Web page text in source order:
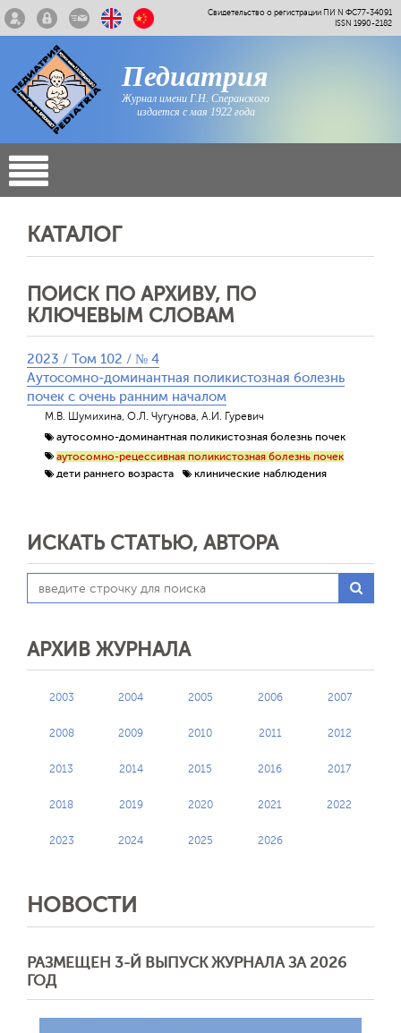
Свидетельство о регистрации ПИ N ФС77-34091
ISSN 1990-2182
Педиатрия
Журнал имени Г.Н. Сперанского
издается с мая 1922 года
КАТАЛОГ
ПОИСК ПО АРХИВУ, ПО
КЛЮЧЕВЫМ СЛОВАМ
2023 / Том 102 / № 4
Аутосомно-доминантная поликистозная болезнь
почек с очень ранним началом
М.В. Шумихина, О.Л. Чугунова, А.И. Гуревич
аутосомно-доминантная поликистозная болезнь почек
аутосомно-рецессивная поликистозная болезнь почек
дети раннего возраста
клинические наблюдения
ИСКАТЬ СТАТЬЮ, АВТОРА
АРХИВ ЖУРНАЛА
2003 2004 2005 2006 2007
2008 2009 2010 2011 2012
2013 2014 2015 2016 2017
2018 2019 2020 2021 2022
2023 2024 2025 2026
НОВОСТИ
РАЗМЕЩЕН 3-Й ВЫПУСК ЖУРНАЛА ЗА 2026
ГОД